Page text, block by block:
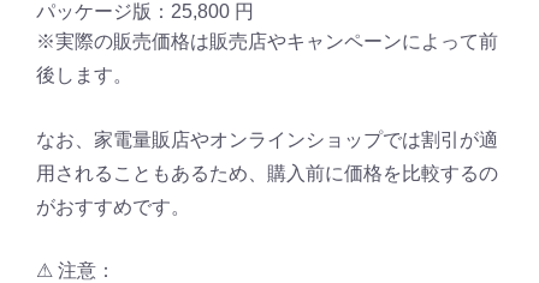
パッケージ版：25,800 円
※実際の販売価格は販売店やキャンペーンによって前
後します。
なお、家電量販店やオンラインショップでは割引が適
用されることもあるため、購入前に価格を比較するの
がおすすめです。
⚠ 注意：